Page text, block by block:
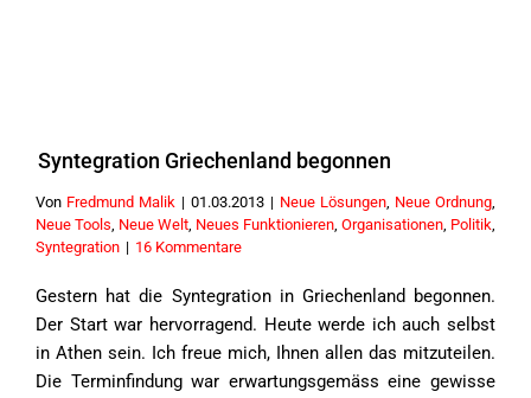
Syntegration Griechenland begonnen
Von Fredmund Malik | 01.03.2013 | Neue Lösungen, Neue Ordnung,
Neue Tools, Neue Welt, Neues Funktionieren, Organisationen, Politik,
Syntegration | 16 Kommentare
Gestern hat die Syntegration in Griechenland begonnen.
Der Start war hervorragend. Heute werde ich auch selbst
in Athen sein. Ich freue mich, Ihnen allen das mitzuteilen.
Die Terminfindung war erwartungsgemäss eine gewisse